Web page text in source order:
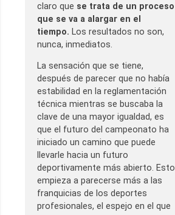
claro que se trata de un proceso
que se va a alargar en el
tiempo. Los resultados no son,
nunca, inmediatos.
La sensación que se tiene,
después de parecer que no había
estabilidad en la reglamentación
técnica mientras se buscaba la
clave de una mayor igualdad, es
que el futuro del campeonato ha
iniciado un camino que puede
llevarle hacia un futuro
deportivamente más abierto. Esto
empieza a parecerse más a las
franquicias de los deportes
profesionales, el espejo en el que